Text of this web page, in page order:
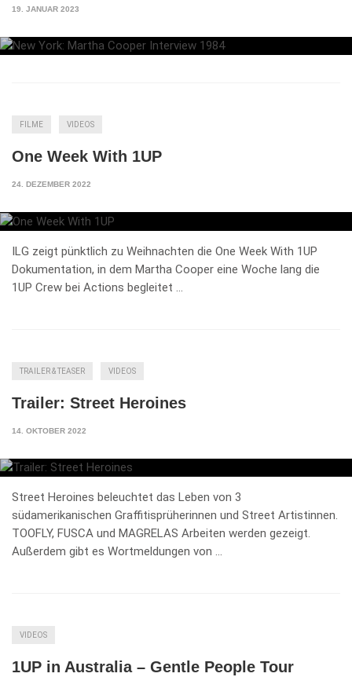
19. JANUAR 2023
FILME VIDEOS
One Week With 1UP
24. DEZEMBER 2022
ILG zeigt pünktlich zu Weihnachten die One Week With 1UP
Dokumentation, in dem Martha Cooper eine Woche lang die
1UP Crew bei Actions begleitet …
TRAILER & TEASER VIDEOS
Trailer: Street Heroines
14. OKTOBER 2022
Street Heroines beleuchtet das Leben von 3
südamerikanischen Graffitisprüherinnen und Street Artistinnen.
TOOFLY, FUSCA und MAGRELAS Arbeiten werden gezeigt.
Außerdem gibt es Wortmeldungen von …
VIDEOS
1UP in Australia – Gentle People Tour